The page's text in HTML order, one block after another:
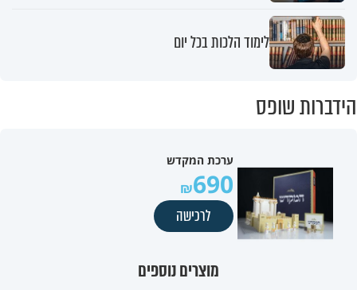
לימוד הלכות בכל יום
הידברות שופס
ערכת המקדש
690
לרכישה
מוצרים נוספים